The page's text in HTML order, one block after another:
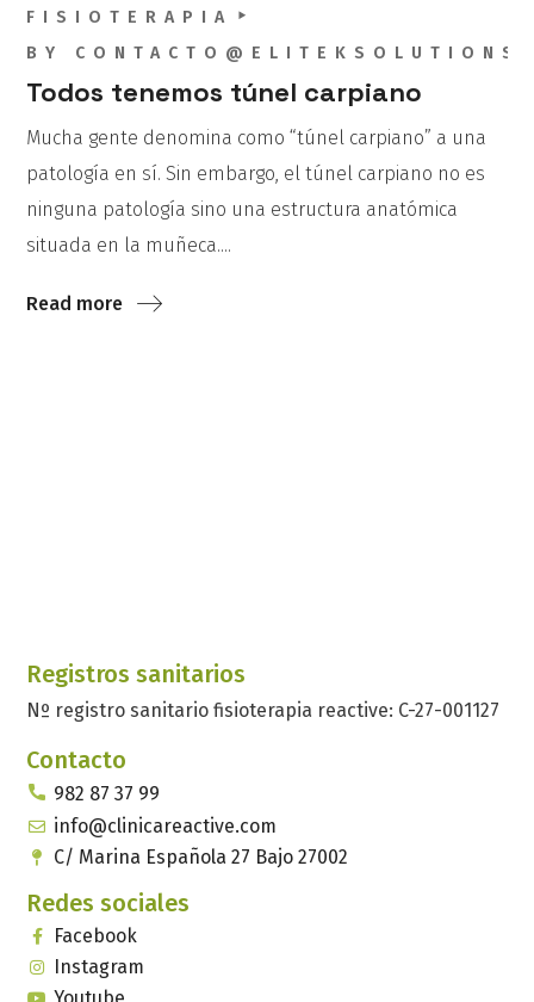
FISIOTERAPIA
BY
Todos tenemos túnel carpiano
Mucha gente denomina como “túnel carpiano” a una
patología en sí. Sin embargo, el túnel carpiano no es
ninguna patología sino una estructura anatómica
situada en la muñeca....
Read more
Registros sanitarios
Nº registro sanitario fisioterapia reactive: C-27-001127
Contacto
982 87 37 99
info@clinicareactive.com
C/ Marina Española 27 Bajo 27002
Redes sociales
Facebook
Instagram